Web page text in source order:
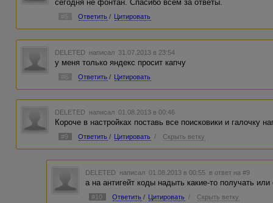
сегодня не фонтан. Спасибо всем за ответы.
Ответить / Цитировать
DELETED написал 31.07.2013 в 23:54
у меня только яндекс просит капчу
#6 Ответить / Цитировать
DELETED написал 01.08.2013 в 00:46
Короче в настройках поставь все поисковики и галочку
#9 Ответить / Цитировать / Скрыть ветку
DELETED написал 01.08.2013 в 00:55 в ответ на #9
а на антигейт коды надыть какие-то получать
#10 Ответить / Цитировать / Скрыть ветку